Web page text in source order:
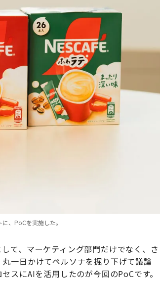
、PoCを実施した。
て、マーケティング部門だけでなく、さ
一日かけてペルソナを掘り下げて議論
スにAIを活用したのが今回のPoCです。